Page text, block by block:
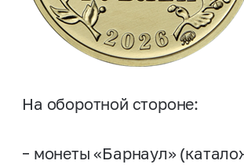
На оборотной стороне:
– монеты «Барнаул»